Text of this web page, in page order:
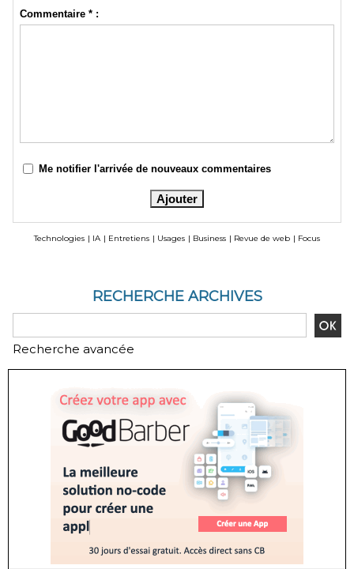
Commentaire * :
Me notifier l'arrivée de nouveaux commentaires
Technologies | IA | Entretiens | Usages | Business | Revue de web | Focus
RECHERCHE ARCHIVES
Recherche avancée